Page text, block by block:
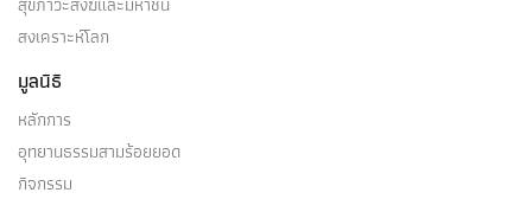
กายลหุตา มีในสมัยนั้น เป็นไฉน?ความเบา ความ
สงเคราะห์โลก
มูลนิธิ
หลักการ
อุทยานธรรมสามร้อยยอด
กิจกรรม